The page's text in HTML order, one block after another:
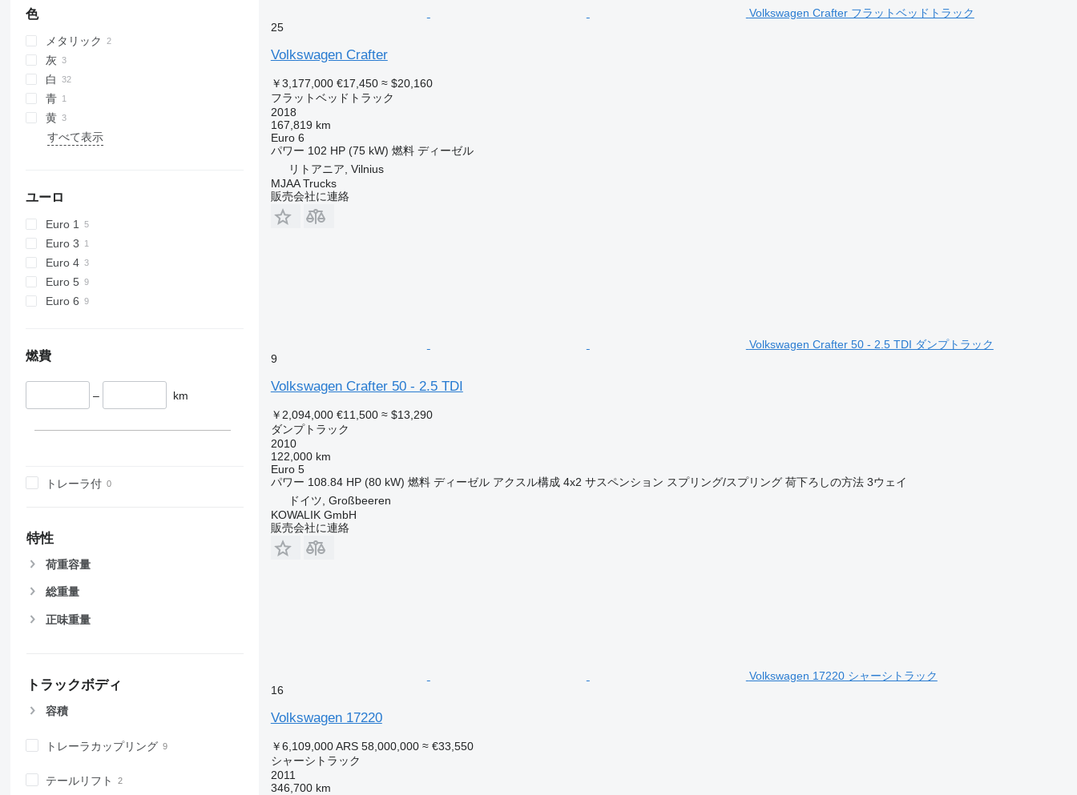
色
メタリック
灰
白
青
黄
すべて表示
ユーロ
Euro 1
Euro 3
Euro 4
Euro 5
Euro 6
燃費
– km
トレーラ付
特性
荷重容量
総重量
正味重量
トラックボディ
容積
トレーラカップリング
テールリフト
Volkswagen Crafter フラットベッドトラック
25
Volkswagen Crafter
￥3,177,000 €17,450 ≈ $20,160
フラットベッドトラック
2018
167,819 km
Euro 6
パワー 102 HP (75 kW) 燃料 ディーゼル
リトアニア, Vilnius
MJAA Trucks
販売会社に連絡
Volkswagen Crafter 50 - 2.5 TDI ダンプトラック
9
Volkswagen Crafter 50 - 2.5 TDI
￥2,094,000 €11,500 ≈ $13,290
ダンプトラック
2010
122,000 km
Euro 5
パワー 108.84 HP (80 kW) 燃料 ディーゼル アクスル構成 4x2 サスペンション スプリング/スプリング 荷下ろしの方法 3ウェイ
ドイツ, Großbeeren
KOWALIK GmbH
販売会社に連絡
Volkswagen 17220 シャーシトラック
16
Volkswagen 17220
￥6,109,000 ARS 58,000,000 ≈ €33,550
シャーシトラック
2011
346,700 km